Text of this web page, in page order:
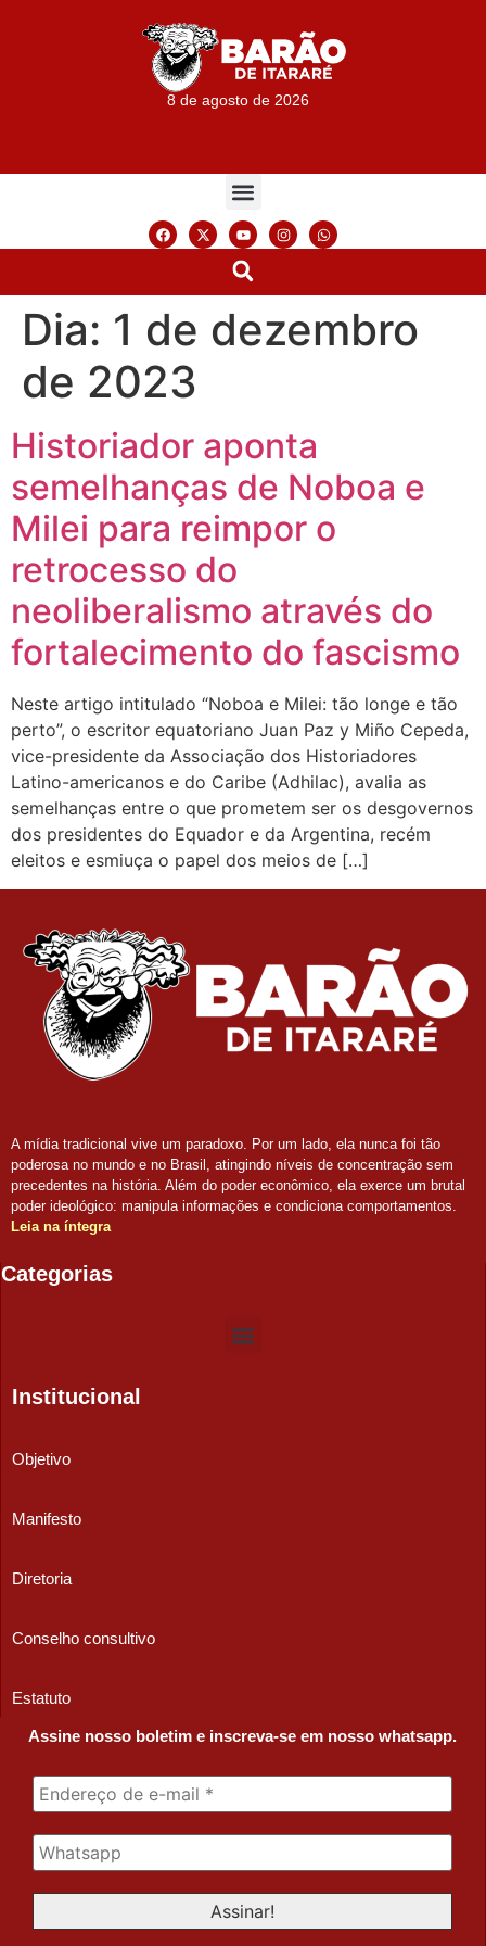
8 de agosto de 2026
Dia: 1 de dezembro
de 2023
Historiador aponta
semelhanças de Noboa e
Milei para reimpor o
retrocesso do
neoliberalismo através do
fortalecimento do fascismo
Neste artigo intitulado “Noboa e Milei: tão longe e tão
perto”, o escritor equatoriano Juan Paz y Miño Cepeda,
vice-presidente da Associação dos Historiadores
Latino-americanos e do Caribe (Adhilac), avalia as
semelhanças entre o que prometem ser os desgovernos
dos presidentes do Equador e da Argentina, recém
eleitos e esmiuça o papel dos meios de […]
A mídia tradicional vive um paradoxo. Por um lado, ela nunca foi tão
poderosa no mundo e no Brasil, atingindo níveis de concentração sem
precedentes na história. Além do poder econômico, ela exerce um brutal
poder ideológico: manipula informações e condiciona comportamentos.
Leia na íntegra
Categorias
Institucional
Objetivo
Manifesto
Diretoria
Conselho consultivo
Estatuto
Assine nosso boletim e inscreva-se em nosso whatsapp.